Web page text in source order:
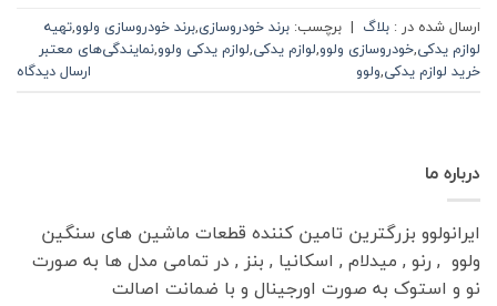
ارسال شده در : بلاگ | برچسب: برند خودروسازی,برند خودروسازی ولوو,تهیه
لوازم یدکی,خودروسازی ولوو,لوازم یدکی,لوازم یدکی ولوو,نمایندگی‌های معتبر
خرید لوازم یدکی,ولوو ارسال دیدگاه
درباره ما
ایرانولوو بزرگترین تامین کننده قطعات ماشین های سنگین
ولوو , رنو , میدلام , اسکانیا , بنز , در تمامی مدل ها به صورت
نو و استوک به صورت اورجینال و با ضمانت اصالت